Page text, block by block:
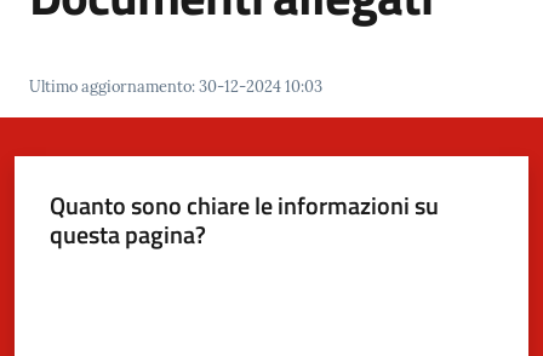
Casalfiumanese
5x1000
Ultimo aggiornamento:30-12-2024 10:03
Quanto sono chiare le informazioni su
questa pagina?